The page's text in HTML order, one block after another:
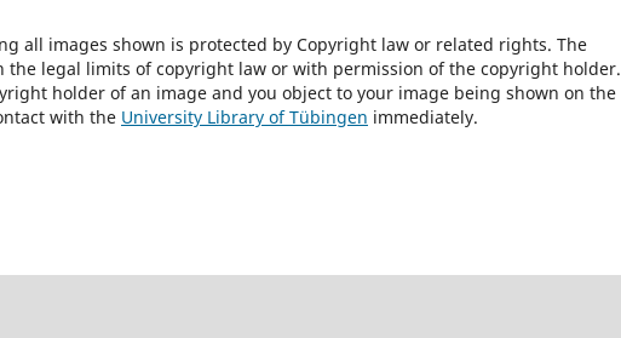
all images shown is protected by Copyright law or related rights. The
legal limits of copyright law or with permission of the copyright holder.
holder of an image and you object to your image being shown on the
with the University Library of Tübingen immediately.